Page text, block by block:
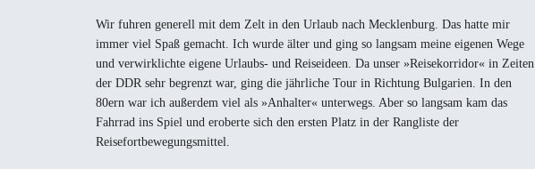
Wir fuhren generell mit dem Zelt in den Urlaub nach Mecklenburg. Das hatte mir
immer viel Spaß gemacht. Ich wurde älter und ging so langsam meine eigenen Wege
und verwirklichte eigene Urlaubs- und Reiseideen. Da unser »Reisekorridor« in Zeiten
der DDR sehr begrenzt war, ging die jährliche Tour in Richtung Bulgarien. In den
80ern war ich außerdem viel als »Anhalter« unterwegs. Aber so langsam kam das
Fahrrad ins Spiel und eroberte sich den ersten Platz in der Rangliste der
Reisefortbewegungsmittel.